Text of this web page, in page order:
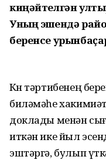
киңәйтелгән
Уның эшендә
беренсе
Көн тәртибенең
биләмәһе
доклады менән
иткән ике йыл
эштәргә, булып